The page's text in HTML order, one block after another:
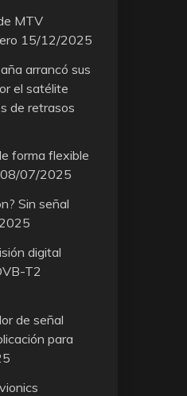
MTV
15/12/2025
arrancó sus
el satélite
de retrasos
forma flexible
08/07/2025
Sin señal
digital
T2
de señal
para